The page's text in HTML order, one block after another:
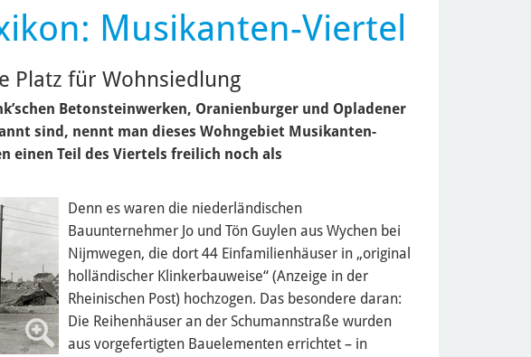
Musikanten-Viertel
Platz für Wohnsiedlung
Betonsteinwerken, Oranienburger und Opladener
sind, nennt man dieses Wohngebiet Musikanten-
einen Teil des Viertels freilich noch als
Denn es waren die niederländischen
Bauunternehmer Jo und Tön Guylen aus Wychen bei
Nijmwegen, die dort 44 Einfamilienhäuser in „original
holländischer Klinkerbauweise“ (Anzeige in der
Rheinischen Post) hochzogen. Das besondere daran:
Die Reihenhäuser an der Schumannstraße wurden
aus vorgefertigten Bauelementen errichtet – in